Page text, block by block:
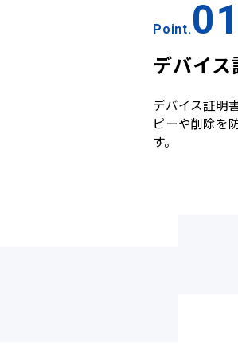
Point.01
デバイ
デバイス証明
ピーや削除を
す。